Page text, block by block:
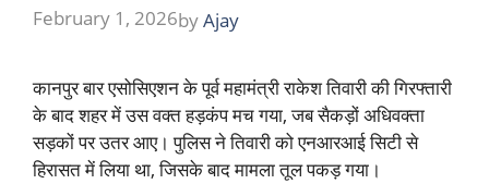
February 1, 2026byAjay
कानपुर बार एसोसिएशन के पूर्व महामंत्री राकेश तिवारी की गिरफ्तारी
के बाद शहर में उस वक्त हड़कंप मच गया, जब सैकड़ों अधिवक्ता
सड़कों पर उतर आए। पुलिस ने तिवारी को एनआरआई सिटी से
हिरासत में लिया था, जिसके बाद मामला तूल पकड़ गया।